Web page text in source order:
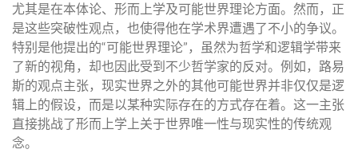
尤其是在本体论、形而上学及可能世界理论方面。然而，正
是这些突破性观点，也使得他在学术界遭遇了不小的争议。
特别是他提出的“可能世界理论”，虽然为哲学和逻辑学带来
了新的视角，却也因此受到不少哲学家的反对。例如，路易
斯的观点主张，现实世界之外的其他可能世界并非仅仅是逻
辑上的假设，而是以某种实际存在的方式存在着。这一主张
直接挑战了形而上学上关于世界唯一性与现实性的传统观
念。